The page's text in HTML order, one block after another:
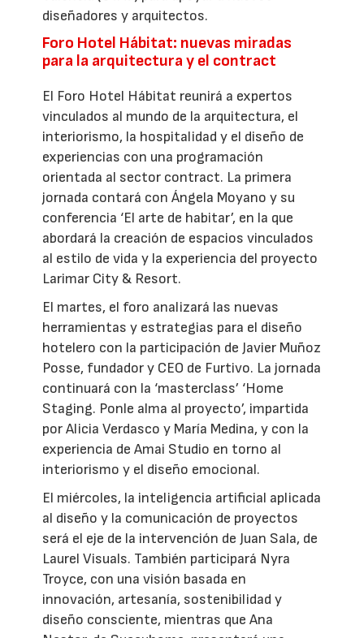
diseñadores y arquitectos.
Foro Hotel Hábitat: nuevas miradas
para la arquitectura y el contract
El Foro Hotel Hábitat reunirá a expertos
vinculados al mundo de la arquitectura, el
interiorismo, la hospitalidad y el diseño de
experiencias con una programación
orientada al sector contract. La primera
jornada contará con Ángela Moyano y su
conferencia ‘El arte de habitar’, en la que
abordará la creación de espacios vinculados
al estilo de vida y la experiencia del proyecto
Larimar City & Resort.
El martes, el foro analizará las nuevas
herramientas y estrategias para el diseño
hotelero con la participación de Javier Muñoz
Posse, fundador y CEO de Furtivo. La jornada
continuará con la ‘masterclass’ ‘Home
Staging. Ponle alma al proyecto’, impartida
por Alicia Verdasco y María Medina, y con la
experiencia de Amai Studio en torno al
interiorismo y el diseño emocional.
El miércoles, la inteligencia artificial aplicada
al diseño y la comunicación de proyectos
será el eje de la intervención de Juan Sala, de
Laurel Visuals. También participará Nyra
Troyce, con una visión basada en
innovación, artesanía, sostenibilidad y
diseño consciente, mientras que Ana